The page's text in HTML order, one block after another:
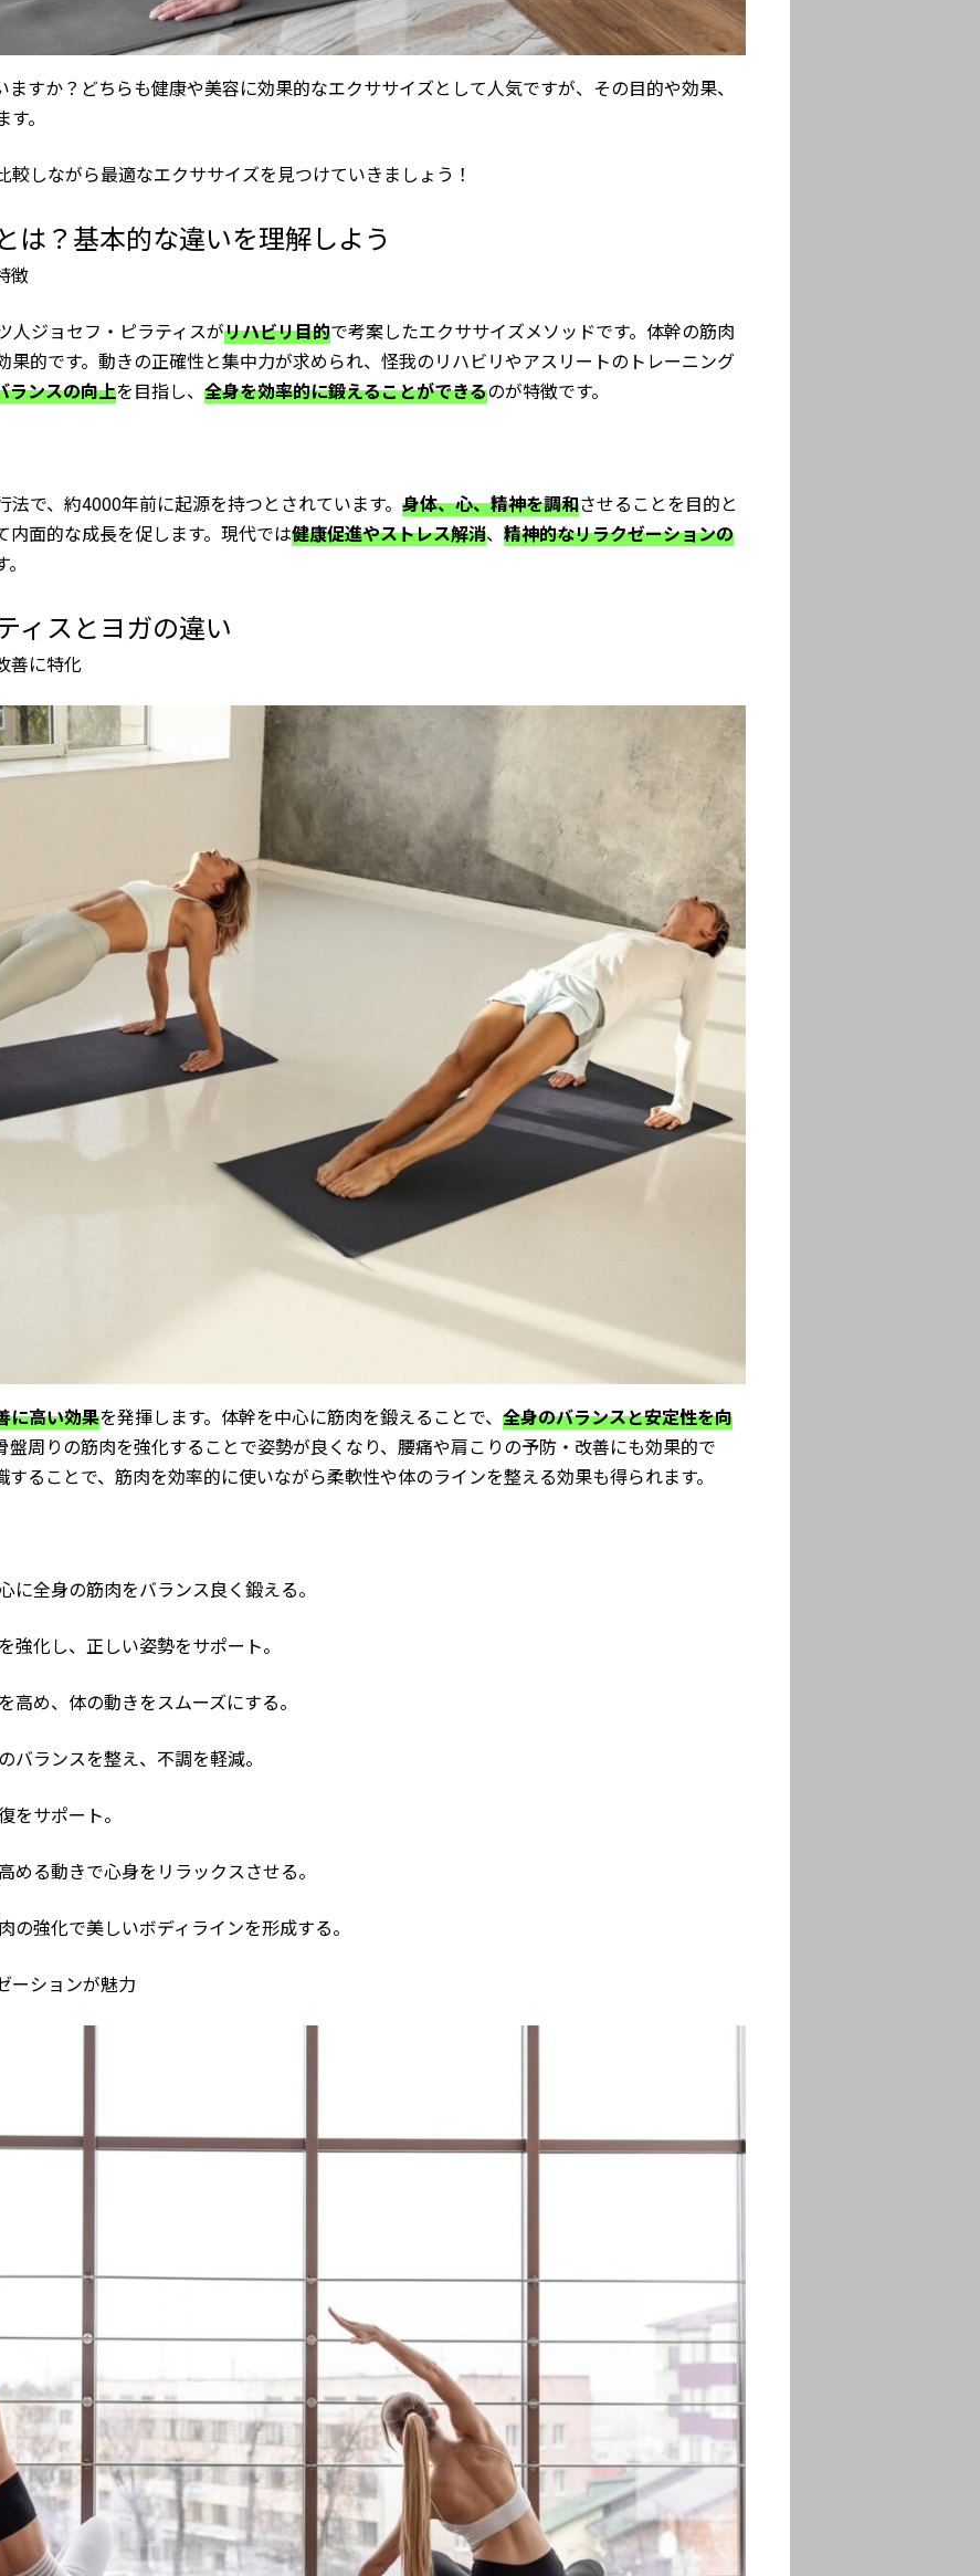
すか？どちらも健康や美容に効果的なエクササイズとして人気ですが、その目的や効果、
。
しながら最適なエクササイズを見つけていきましょう！
は？基本的な違いを理解しよう
徴
人ジョセフ・ピラティスがリハビリ目的で考案したエクササイズメソッドです。体幹の筋肉
果的です。動きの正確性と集中力が求められ、怪我のリハビリやアスリートのトレーニング
ランスの向上を目指し、 全身を効率的に鍛えることができるのが特徴です。
で、約4000年前に起源を持つとされています。 身体、心、精神を調和させることを目的と
内面的な成長を促します。現代では健康促進やストレス解消、 精神的なリラクゼーションの
ィスとヨガの違い
善に特化
に高い効果を発揮します。体幹を中心に筋肉を鍛えることで、 全身のバランスと安定性を向
盤周りの筋肉を強化することで姿勢が良くなり、腰痛や肩こりの予防・改善にも効果的で
ることで、筋肉を効率的に使いながら柔軟性や体のラインを整える効果も得られます。
全身の筋肉をバランス良く鍛える。
化し、正しい姿勢をサポート。
め、体の動きをスムーズにする。
バランスを整え、不調を軽減。
をサポート。
める動きで心身をリラックスさせる。
の強化で美しいボディラインを形成する。
ーションが魅力